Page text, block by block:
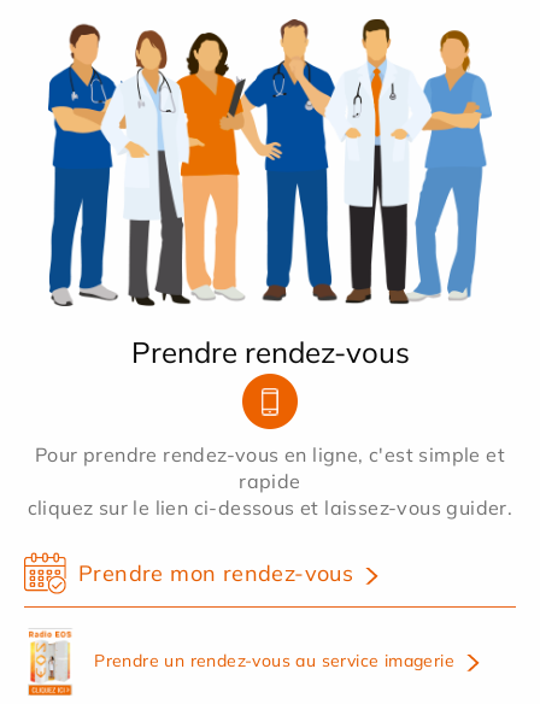
Prendre rendez-vous
Pour prendre rendez-vous en ligne, c'est simple et
rapide
cliquez sur le lien ci-dessous et laissez-vous guider.
Prendre mon rendez-vous
Prendre un rendez-vous au service imagerie